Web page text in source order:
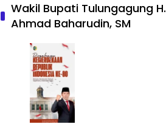
Wakil Bupati Tulungagung H.
Ahmad Baharudin, SM